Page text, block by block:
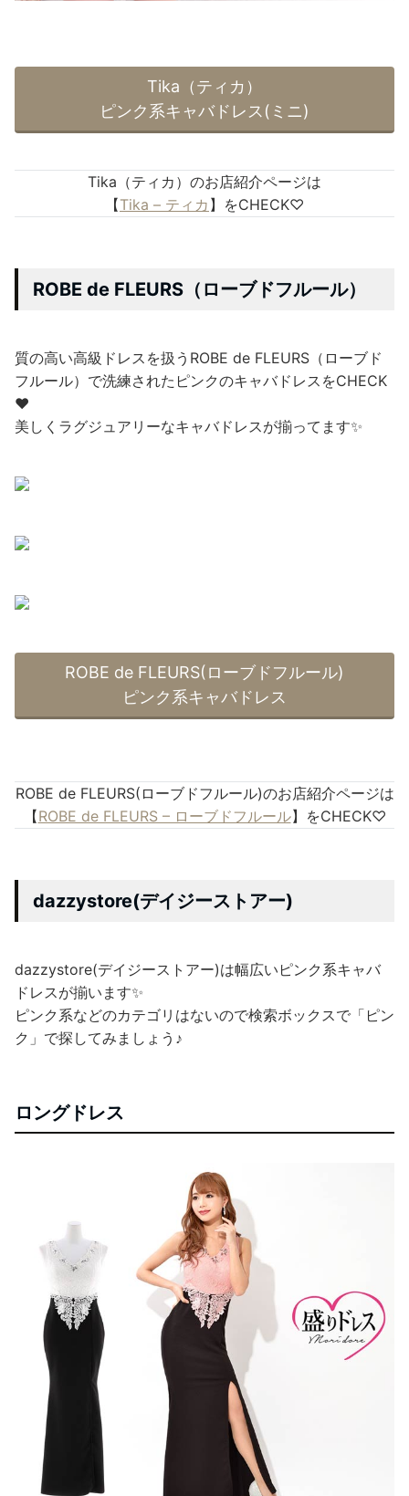
Tika（ティカ）
ピンク系キャバドレス(ミニ)
Tika（ティカ）のお店紹介ページは
【Tika – ティカ 】をCHECK♡
ROBE de FLEURS（ローブドフルール）
質の高い高級ドレスを扱うROBE de FLEURS（ローブド
フルール）で洗練されたピンクのキャバドレスをCHECK
❤
美しくラグジュアリーなキャバドレスが揃ってます✨
ROBE de FLEURS(ローブドフルール)
ピンク系キャバドレス
ROBE de FLEURS(ローブドフルール)のお店紹介ページは
【ROBE de FLEURS – ローブドフルール】をCHECK♡
dazzystore(デイジーストアー)
dazzystore(デイジーストアー)は幅広いピンク系キャバ
ドレスが揃います✨
ピンク系などのカテゴリはないので検索ボックスで「ピン
ク」で探してみましょう♪
ロングドレス